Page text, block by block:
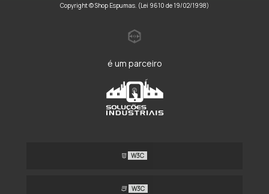
Copyright © Shop Espumas. (Lei 9610 de 19/02/1998)
é um parceiro
W3C
W3C